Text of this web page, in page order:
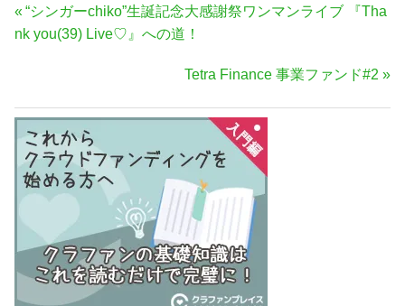
投
稿
ゲ
ー
シ
ョ
ン
前
の
“シンガーchiko”生誕記念大感謝祭ワンマンライブ 『Tha
nk you(39) Live♡』への道！
次
記
Tetra Finance 事業ファンド#2